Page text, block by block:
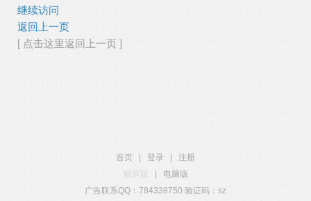
继续访问
返回上一页
[ 点击这里返回上一页 ]
首页 登录
注册
触屏版
电脑版
广告联系QQ：784338750 验证码：sz